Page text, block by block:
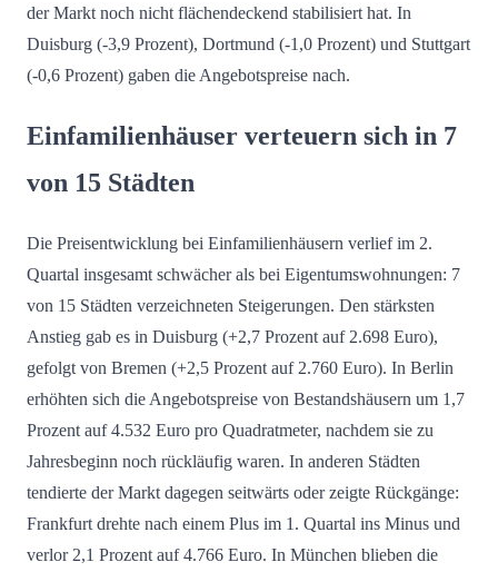
der Markt noch nicht flächendeckend stabilisiert hat. In
Duisburg (-3,9 Prozent), Dortmund (-1,0 Prozent) und Stuttgart
(-0,6 Prozent) gaben die Angebotspreise nach.
Einfamilienhäuser verteuern sich in 7
von 15 Städten
Die Preisentwicklung bei Einfamilienhäusern verlief im 2.
Quartal insgesamt schwächer als bei Eigentumswohnungen: 7
von 15 Städten verzeichneten Steigerungen. Den stärksten
Anstieg gab es in Duisburg (+2,7 Prozent auf 2.698 Euro),
gefolgt von Bremen (+2,5 Prozent auf 2.760 Euro). In Berlin
erhöhten sich die Angebotspreise von Bestandshäusern um 1,7
Prozent auf 4.532 Euro pro Quadratmeter, nachdem sie zu
Jahresbeginn noch rückläufig waren. In anderen Städten
tendierte der Markt dagegen seitwärts oder zeigte Rückgänge:
Frankfurt drehte nach einem Plus im 1. Quartal ins Minus und
verlor 2,1 Prozent auf 4.766 Euro. In München blieben die